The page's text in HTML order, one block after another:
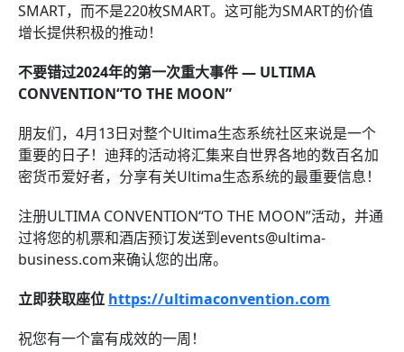
SMART，而不是220枚SMART。这可能为SMART的价值
增长提供积极的推动！
不要错过2024年的第一次重大事件 — ULTIMA
CONVENTION“TO THE MOON”
朋友们，4月13日对整个Ultima生态系统社区来说是一个
重要的日子！迪拜的活动将汇集来自世界各地的数百名加
密货币爱好者，分享有关Ultima生态系统的最重要信息！
注册ULTIMA CONVENTION“TO THE MOON”活动，并通
过将您的机票和酒店预订发送到events@ultima-
business.com来确认您的出席。
立即获取座位 https://ultimaconvention.com
祝您有一个富有成效的一周！